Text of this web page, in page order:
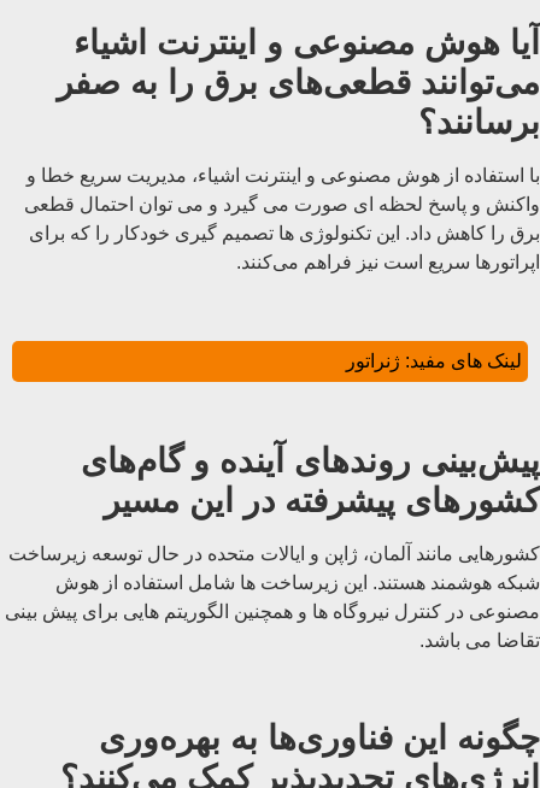
آیا هوش مصنوعی و اینترنت اشیاء
می‌توانند قطعی‌های برق را به صفر
برسانند؟
با استفاده از هوش مصنوعی و اینترنت اشیاء، مدیریت سریع خطا و
واکنش و پاسخ لحظه ای صورت می گیرد و می توان احتمال قطعی
برق را کاهش داد. این تکنولوژی ‌ها تصمیم‌ گیری خودکار را که برای
اپراتورها سریع است نیز فراهم می‌کنند.
لینک های مفید: ژنراتور
پیش‌بینی روندهای آینده و گام‌های
کشورهای پیشرفته در این مسیر
کشورهایی مانند آلمان، ژاپن و ایالات متحده در حال توسعه زیرساخت
شبکه هوشمند هستند. این زیرساخت ها شامل استفاده از هوش
مصنوعی در کنترل‌ نیروگاه ‌ها و همچنین الگوریتم‌ هایی برای پیش‌ بینی
تقاضا می‌ باشد.
چگونه این فناوری‌ها به بهره‌وری
انرژی‌های تجدیدپذیر کمک می‌کنند؟